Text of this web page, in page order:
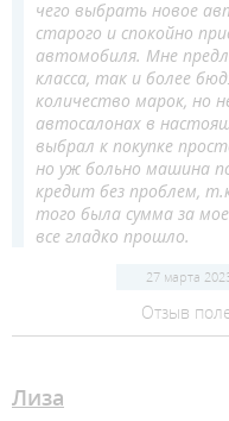
чего выбрать новое
старого и спокойно
автомобиля. Мне
класса, так и более
количество марок, но
автосалонах в
выбрал к покупке
но уж больно машина
кредит без проблем,
того была сумма за
все гладко прошло.
27 марта
Отзыв
Лиза